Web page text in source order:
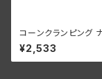
コーンクランピング
ドルバー ハーレーダ
941-52年 WL G クロ
キ
¥2,533